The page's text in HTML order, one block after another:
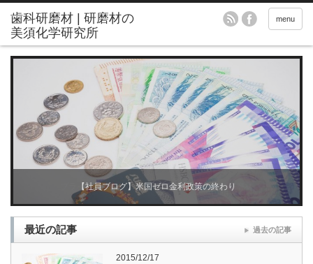
menu
ブライトホワイト：レジン、金属同時仕上げ研磨材
【社員ブログ】米国ゼロ金利政策の終わり
最近の記事 過去の記事
2015/12/17